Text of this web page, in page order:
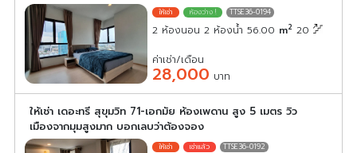
TTSE36-0194
2 ห้องนอน 2 ห้องน้ำ 56.00 m2 20
ค่าเช่า/เดือน
28,000 บาท
ให้เช่า เดอะทรี สุขุมวิท 71-เอกมัย ห้องเพดาน สูง 5 เมตร วิว
เมืองจากมุมสูงมาก บอกเลบว่าต้องจอง
TTSE36-0192